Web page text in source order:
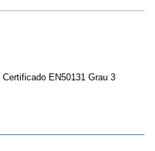
EN50131 Grau 3